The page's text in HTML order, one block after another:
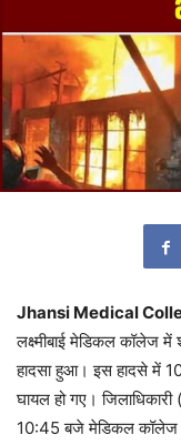
Jhansi Medical
लक्ष्मीबाई मेडिकल कॉलेज में
हादसा हुआ। इस हादसे में
घायल हो गए।
10:45 बजे मेडिकल कॉलेज